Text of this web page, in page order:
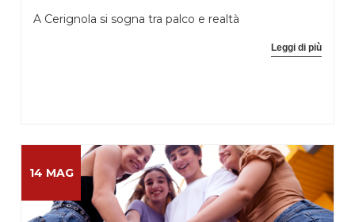
A Cerignola si sogna tra palco e realtà
Leggi di più
14 MAG